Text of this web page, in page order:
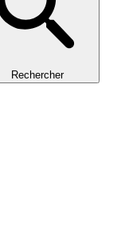
Rechercher